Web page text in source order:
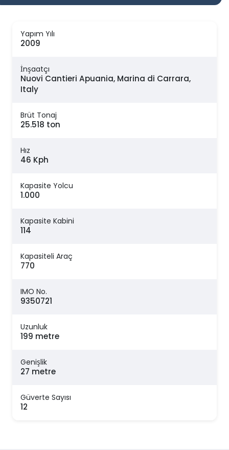
Yapım Yılı
2009
İnşaatçı
Nuovi Cantieri Apuania, Marina di Carrara,
Italy
Brüt Tonaj
25.518 ton
Hız
46 Kph
Kapasite Yolcu
1.000
Kapasite Kabini
114
Kapasiteli Araç
770
IMO No.
9350721
Uzunluk
199 metre
Genişlik
27 metre
Güverte Sayısı
12